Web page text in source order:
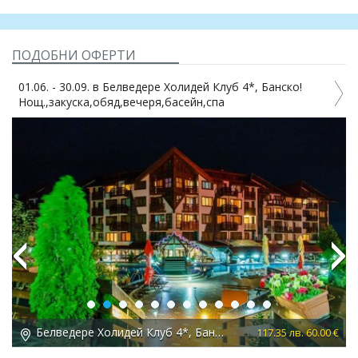
ПОДОБНИ ОФЕРТИ
01.06. - 30.09. в Белведере Холидей Клуб 4*, Банско!
Нощ.,закуска,обяд,вечеря,басейн,спа
Белведере Холидей Клуб 4*, Банско 117.35 лв. 60.00 €
Previous Next